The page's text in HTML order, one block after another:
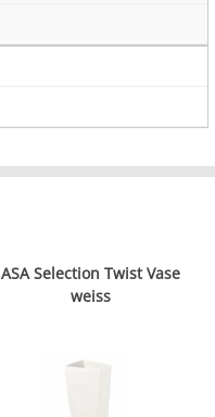
ASA Selection Twist Vase
weiss